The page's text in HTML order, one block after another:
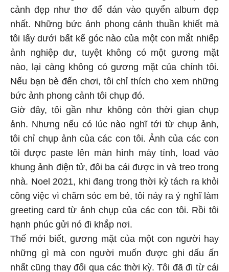
cảnh đẹp như thơ để dán vào quyển album đẹp
nhất. Những bức ảnh phong cảnh thuần khiết mà
tôi lấy dưới bất kể góc nào của một con mắt nhiếp
ảnh nghiệp dư, tuyệt không có một gương mặt
nào, lại càng không có gương mặt của chính tôi.
Nếu bạn bè đến chơi, tôi chỉ thích cho xem những
bức ảnh phong cảnh tôi chụp đó.
Giờ đây, tôi gần như không còn thời gian chụp
ảnh. Nhưng nếu có lúc nào nghĩ tới từ chụp ảnh,
tôi chỉ chụp ảnh của các con tôi. Ảnh của các con
tôi được paste lên màn hình máy tính, load vào
khung ảnh điện tử, đôi ba cái được in và treo trong
nhà. Noel 2021, khi đang trong thời kỳ tách ra khỏi
công việc vì chăm sóc em bé, tôi nảy ra ý nghĩ làm
greeting card từ ảnh chụp của các con tôi. Rồi tôi
hạnh phúc gửi nó đi khắp nơi.
Thế mới biết, gương mặt của một con người hay
những gì mà con người muốn được ghi dấu ấn
nhất cũng thay đổi qua các thời kỳ. Tôi đã đi từ cái